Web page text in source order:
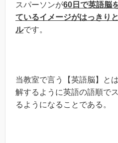
スパーソンが60日で英語脳
ているイメージがはっきり
ルです。
当教室で言う【英語脳】と
解するように英語の語順で
るようになることである。